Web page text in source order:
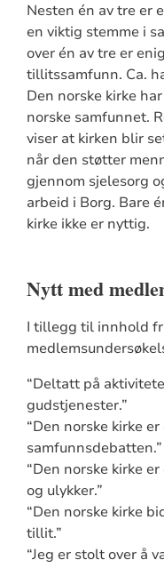
Nesten én av tre er
en viktig stemme i
over én av tre er
tillitssamfunn. Ca.
Den norske kirke
norske samfunnet.
viser at kirken blir
når den støtter
gjennom sjelesorg
arbeid i Borg. Bare
kirke ikke er nyttig.
Nytt med
I tillegg til innhold
“Deltatt på
gudstjenester.”
“Den norske kirke
samfunnsdebatten.”
“Den norske kirke
og ulykker.”
“Den norske kirke
tillit.”
“Jeg er stolt over å